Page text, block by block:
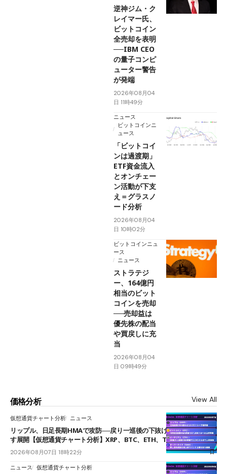
逆神ジム・ク
レイマー氏、
ビットコイン
全売却を表明
──IBM CEO
の量子コンピ
ューター警告
が発端
2026年08月04
日 11時49分
ニュース
ビットコインニ
ュース
「ビットコイ
ンは過渡期」
ETF資金流入
とオンチェー
ン活動が下支
え＝グラスノ
ード分析
2026年08月04
日 10時02分
ビットコインニュ
ース
ニュース
ストラテジ
ー、164億円
相当のビット
コインを売却
──売却益は
優先株の配当
や買戻しに充
当
2026年08月04
日 09時49分
価格分析 View All
仮想通貨チャート分析 ニュース
リップル、日足長期HMAで攻防──戻り一巡後の下抜けで0.95ドルを試
す展開【仮想通貨チャート分析】XRP、BTC、ETH、TAKE
2026年08月07日 18時22分
ニュース 仮想通貨チャート分析